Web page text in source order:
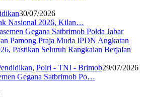
30/07/2026
Nasional 2026, Kilan…
, Polri - TNI - Brimob29/07/2026
Gegana Satbrimob Po…